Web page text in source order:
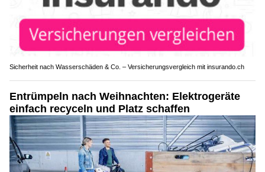
Sicherheit nach Wasserschäden & Co. – Versicherungsvergleich mit insurando.ch
Entrümpeln nach Weihnachten: Elektrogeräte
einfach recyceln und Platz schaffen